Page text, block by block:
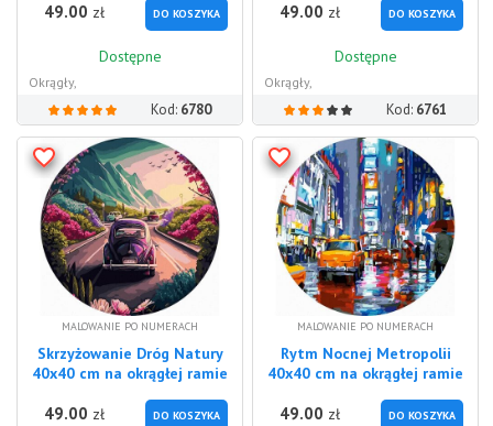
49.00 zł DO KOSZYKA
Dostępne
Okrągły,
Kod: 6780
49.00 zł DO KOSZYKA
Dostępne
Okrągły,
Kod: 6761
MALOWANIE PO NUMERACH
Skrzyżowanie Dróg Natury
40x40 cm na okrągłej ramie
49.00 zł DO KOSZYKA
MALOWANIE PO NUMERACH
Rytm Nocnej Metropolii
40x40 cm na okrągłej ramie
49.00 zł DO KOSZYKA